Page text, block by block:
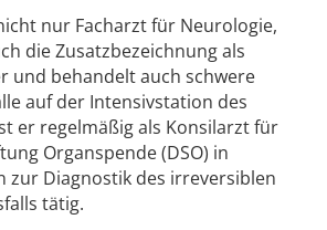
nur Facharzt für Neurologie,
die Zusatzbezeichnung als
und behandelt auch schwere
auf der Intensivstation des
er regelmäßig als Konsilarzt für
Organspende (DSO) in
zur Diagnostik des irreversiblen
tätig.